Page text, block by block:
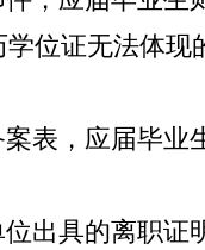
位证无法体
表 ，应届毕
出具的离职证